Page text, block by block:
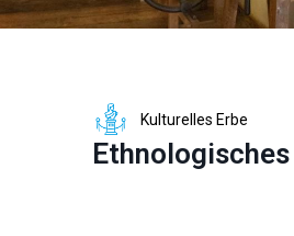
Kulturelles Erbe